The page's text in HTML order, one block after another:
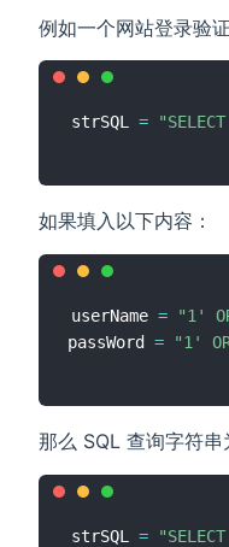
例如一个网站登录验
strSQL =
如果填入以下内容：
userName = "1'
passWord = "1'
那么 SQL 查询字符串
strSQL =